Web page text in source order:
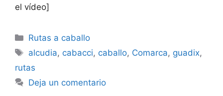
el vídeo]
Categorías
Rutas a caballo
Etiquetas
alcudia, cabacci, caballo, Comarca, guadix,
rutas
Deja un comentario